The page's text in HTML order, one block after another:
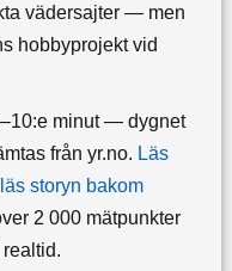
vädersajter — men
hobbyprojekt vid
minut — dygnet
från yr.no. Läs
läs storyn bakom
2 000 mätpunkter